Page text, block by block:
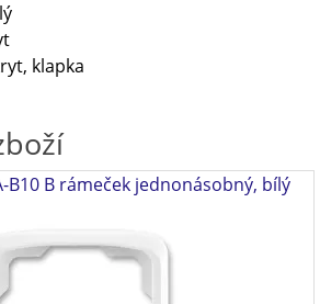
klapka
B10 B rámeček jednonásobný, bílý